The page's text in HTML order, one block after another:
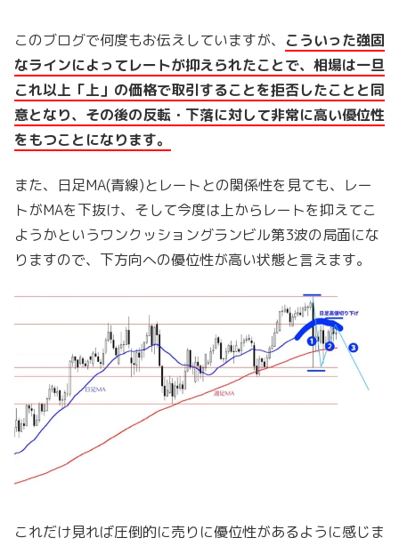
このブログで何度もお伝えしていますが、 こういった強固
なラインによってレートが抑えられたことで、相場は一旦
これ以上「上」の価格で取引することを拒否したことと同
意となり、その後の反転・下落に対して非常に高い優位性
をもつことになります。
また、日足MA(青線)とレートとの関係性を見ても、レー
トがMAを下抜け、そして今度は上からレートを抑えてこ
ようかというワンクッショングランビル第3波の局面にな
りますので、下方向への優位性が高い状態と言えます。
これだけ見れば圧倒的に売りに優位性があるように感じま